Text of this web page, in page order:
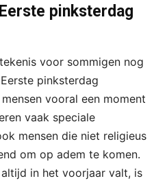
pinksterdag
voor sommigen nog
pinksterdag
vooral een moment
vaak speciale
mensen die niet religieus
om op adem te komen.
in het voorjaar valt, is